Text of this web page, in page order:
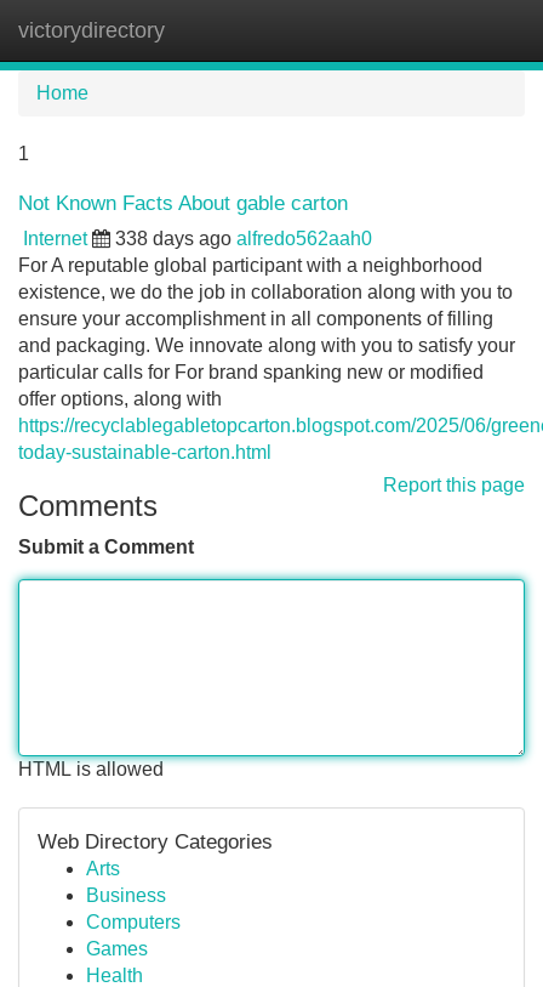
victorydirectory
Home
1
Not Known Facts About gable carton
Internet 338 days ago alfredo562aah0
For A reputable global participant with a neighborhood
existence, we do the job in collaboration along with you to
ensure your accomplishment in all components of filling
and packaging. We innovate along with you to satisfy your
particular calls for For brand spanking new or modified
offer options, along with
https://recyclablegabletopcarton.blogspot.com/2025/06/
today-sustainable-carton.html
Report this page
Comments
Submit a Comment
HTML is allowed
Web Directory Categories
Arts
Business
Computers
Games
Health